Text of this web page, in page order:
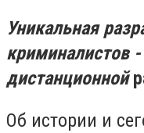
Уникальная
криминалистов
дистанционной
Об истории и